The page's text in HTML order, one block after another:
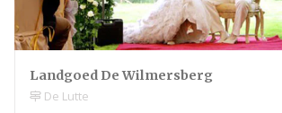
Landgoed De Wilmersberg
De Lutte